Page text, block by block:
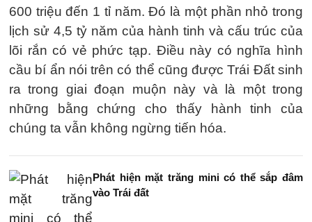
600 triệu đến 1 tỉ năm. Đó là một phần nhỏ trong
lịch sử 4,5 tỷ năm của hành tinh và cấu trúc của
lõi rắn có vẻ phức tạp. Điều này có nghĩa hình
cầu bí ẩn nói trên có thể cũng được Trái Đất sinh
ra trong giai đoạn muộn này và là một trong
những bằng chứng cho thấy hành tinh của
chúng ta vẫn không ngừng tiến hóa.
Phát hiện mặt trăng mini có thể sắp đâm
vào Trái đất